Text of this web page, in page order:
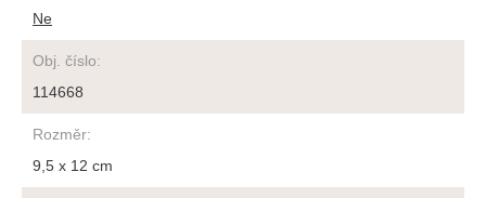
Ne
Obj. číslo:
114668
Rozměr:
9,5 x 12 cm